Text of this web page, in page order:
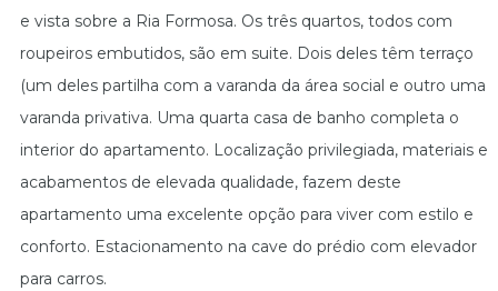
e vista sobre a Ria Formosa. Os três quartos, todos com
roupeiros embutidos, são em suite. Dois deles têm terraço
(um deles partilha com a varanda da área social e outro uma
varanda privativa. Uma quarta casa de banho completa o
interior do apartamento. Localização privilegiada, materiais e
acabamentos de elevada qualidade, fazem deste
apartamento uma excelente opção para viver com estilo e
conforto. Estacionamento na cave do prédio com elevador
para carros.